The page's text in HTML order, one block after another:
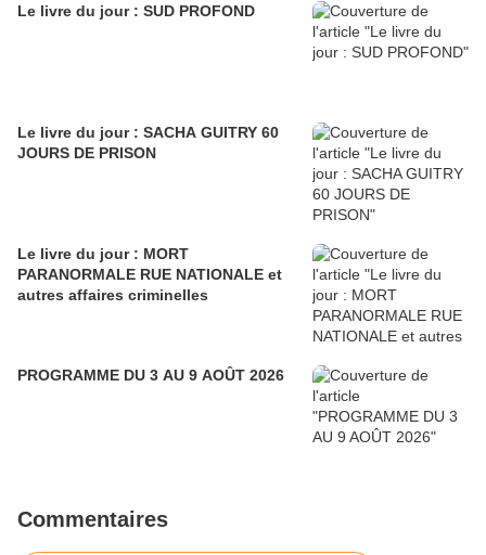
Le livre du jour : SUD PROFOND
Le livre du jour : SACHA GUITRY 60
JOURS DE PRISON
Le livre du jour : MORT
PARANORMALE RUE NATIONALE et
autres affaires criminelles
PROGRAMME DU 3 AU 9 AOÛT 2026
Commentaires